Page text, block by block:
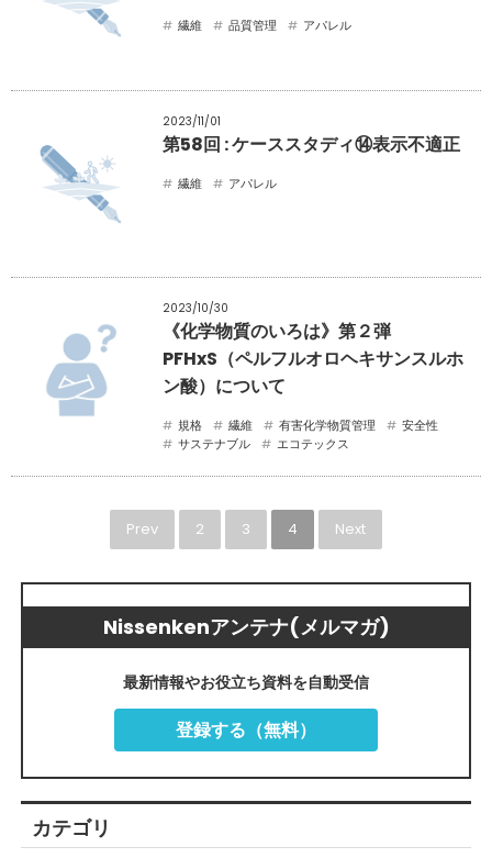
繊維 品質管理 アパレル
2023/11/01
第58回 : ケーススタディ⑭表示不適正
繊維 アパレル
2023/10/30
《化学物質のいろは》第２弾
PFHxS（ペルフルオロヘキサンスルホ
ン酸）について
規格 繊維 有害化学物質管理
安全性
サステナブル
エコテックス
Prev 2 3 4 Next
Nissenkenアンテナ(メルマガ)
最新情報やお役立ち資料を自動受信
登録する（無料）
カテゴリ